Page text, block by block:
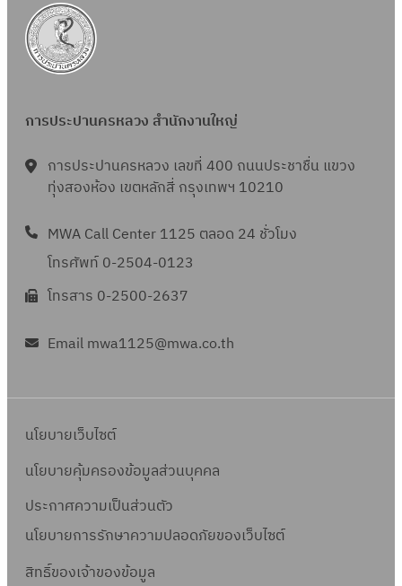
การประปานครหลวง สำนักงานใหญ่
การประปานครหลวง เลขที่ 400 ถนนประชาชื่น แขวง
ทุ่งสองห้อง เขตหลักสี่ กรุงเทพฯ 10210
MWA Call Center 1125 ตลอด 24 ชั่วโมง
โทรศัพท์ 0-2504-0123
โทรสาร 0-2500-2637
Email mwa1125@mwa.co.th
นโยบายเว็บไซต์
นโยบายคุ้มครองข้อมูลส่วนบุคคล
ประกาศความเป็นส่วนตัว
นโยบายการรักษาความปลอดภัยของเว็บไซต์
สิทธิ์ของเจ้าของข้อมูล